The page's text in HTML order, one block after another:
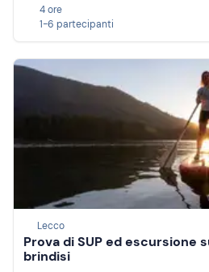
4 ore
1-6 partecipanti
Lecco
Prova di SUP ed escursione
brindisi